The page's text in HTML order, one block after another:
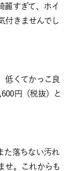
麗すぎて、ホイ
付きませんでし
低くてかっこ良
円（税抜）と
た落ちない汚れ
せ。これからも